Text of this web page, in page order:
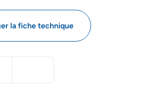
la fiche technique